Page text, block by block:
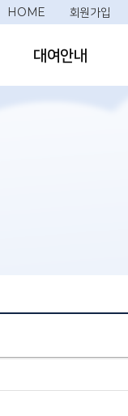
HOME 회원가입
대여안내